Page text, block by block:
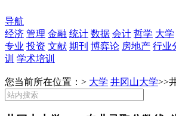
导航
经济 管理 金融 统计 数据 会计 哲学 大学
专业 投资 文献 期刊 博弈论 房地产 行业
训 学术培训
您当前所在位置：> 大学 井冈山大学>>